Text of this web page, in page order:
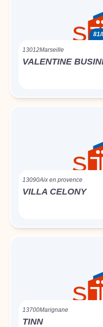
81/
13012Marseille
VALENTINE
13090Aix en provence
VILLA CELONY
13700Marignane
TINN